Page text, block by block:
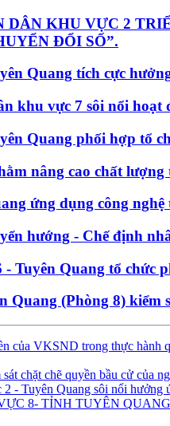
DÂN KHU VỰC 2
ĐỔI SỐ”.
Quang tích cực
khu vực 7 sôi nổi hoạt
Quang phối hợp tổ
nâng cao chất
ứng dụng công
hướng - Chế định
Tuyên Quang tổ
Quang (Phòng 8)
của VKSND trong thực hành
chặt chẽ quyền bầu cử của
- Tuyên Quang sôi nổi
8- TỈNH TUYÊN